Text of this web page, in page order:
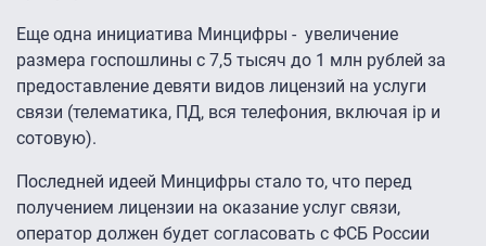
Еще одна инициатива Минцифры - увеличение
размера госпошлины с 7,5 тысяч до 1 млн рублей за
предоставление девяти видов лицензий на услуги
связи (телематика, ПД, вся телефония, включая ip и
сотовую).
Последней идеей Минцифры стало то, что перед
получением лицензии на оказание услуг связи,
оператор должен будет согласовать с ФСБ России